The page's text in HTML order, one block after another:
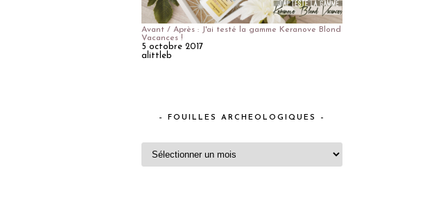
Avant / Après : J'ai testé la gamme Keranove Blond
Vacances !
5 octobre 2017
alittleb
– FOUILLES ARCHEOLOGIQUES –